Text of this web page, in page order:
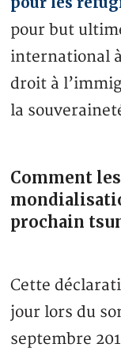
pour but
international
droit à
la
Comment
prochain
Cette
jour lors du
septembre